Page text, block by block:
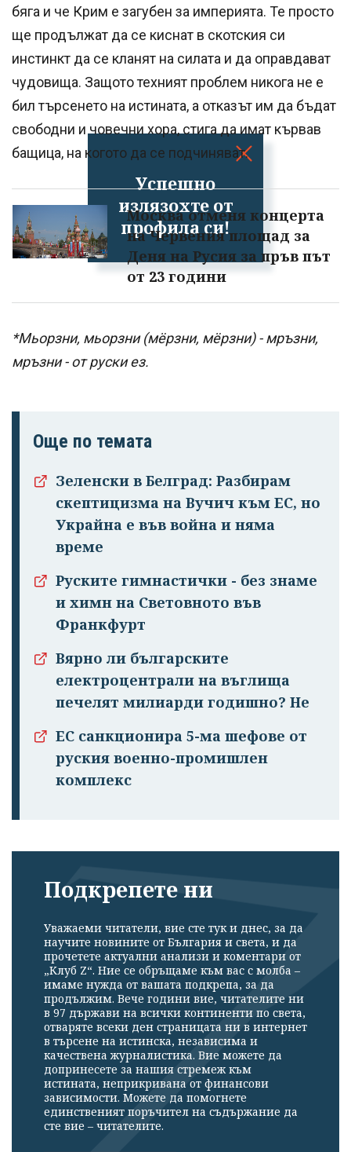
Успешно
излязохте от
профила си!
бяга и че Крим е загубен за империята. Те просто
ще продължат да се киснат в скотския си
инстинкт да се кланят на силата и да оправдават
чудовища. Защото техният проблем никога не е
бил търсенето на истината, а отказът им да бъдат
свободни и човечни хора, стига да имат кървав
бащица, на когото да се подчиняват.
Москва отменя концертa
на Червения площад за
Деня на Русия за пръв път
от 23 години
*Мьорзни, мьорзни (мёрзни, мёрзни) - мръзни,
мръзни - от руски ез.
Още по темата
Зеленски в Белград: Разбирам
скептицизма на Вучич към ЕС, но
Украйна е във война и няма
време
Руските гимнастички - без знаме
и химн на Световното във
Франкфурт
Вярно ли българските
електроцентрали на въглища
печелят милиарди годишно? Не
ЕС санкционира 5-ма шефове от
руския военно-промишлен
комплекс
Подкрепете ни
Уважаеми читатели, вие сте тук и днес, за да
научите новините от България и света, и да
прочетете актуални анализи и коментари от
„Клуб Z“. Ние се обръщаме към вас с молба –
имаме нужда от вашата подкрепа, за да
продължим. Вече години вие, читателите ни
в 97 държави на всички континенти по света,
отваряте всеки ден страницата ни в интернет
в търсене на истинска, независима и
качествена журналистика. Вие можете да
допринесете за нашия стремеж към
истината, неприкривана от финансови
зависимости. Можете да помогнете
единственият поръчител на съдържание да
сте вие – читателите.